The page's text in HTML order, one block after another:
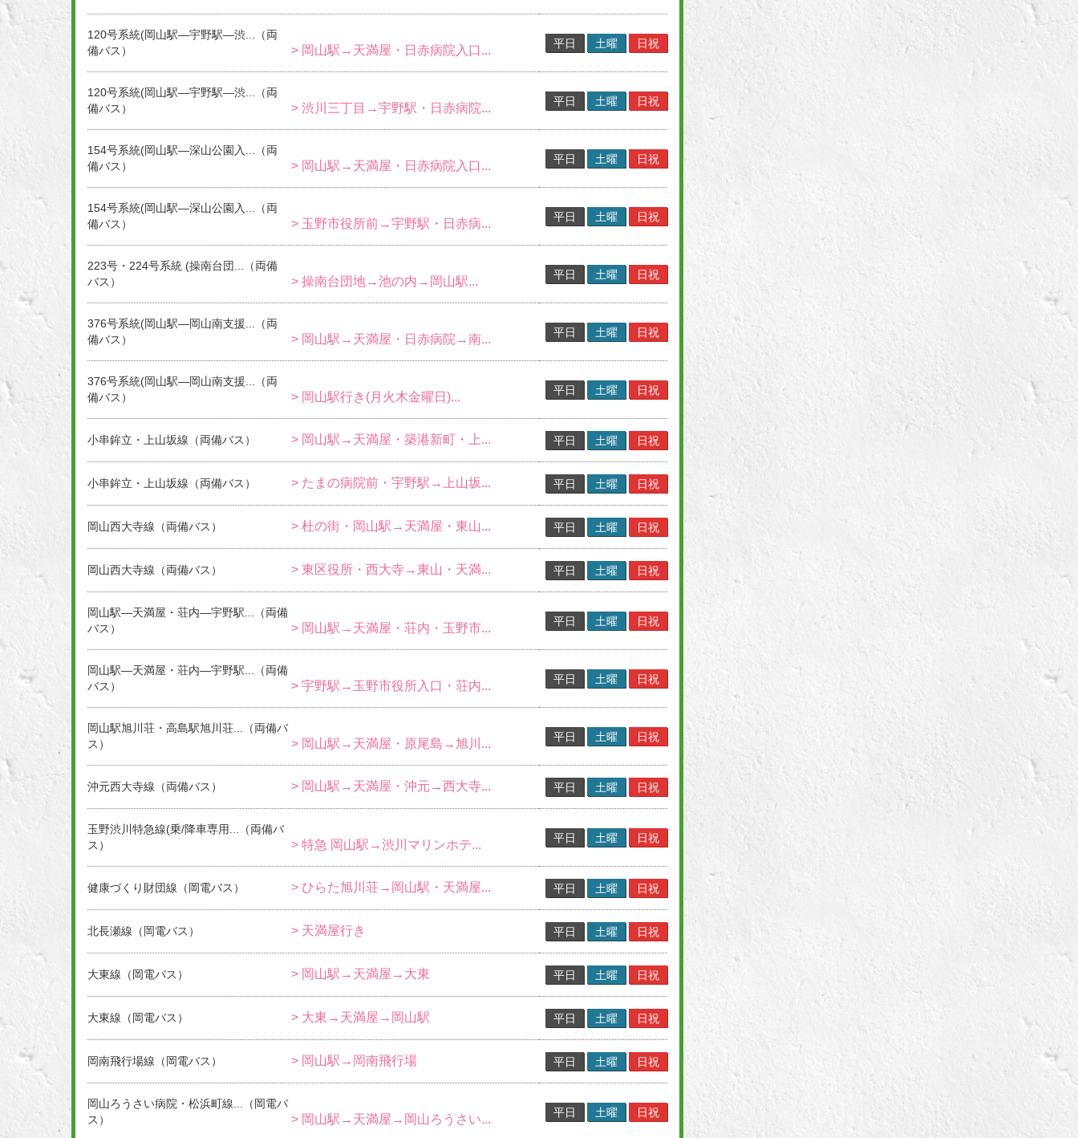
120号系統(岡山駅―宇野駅―渋...（両
備バス）
> 岡山駅→天満屋・日赤病院入口... 平日 土曜 日祝
120号系統(岡山駅―宇野駅―渋...（両
備バス）
> 渋川三丁目→宇野駅・日赤病院... 平日 土曜 日祝
154号系統(岡山駅―深山公園入...（両
備バス）
> 岡山駅→天満屋・日赤病院入口... 平日 土曜 日祝
154号系統(岡山駅―深山公園入...（両
備バス）
> 玉野市役所前→宇野駅・日赤病... 平日 土曜 日祝
223号・224号系統 (操南台団...（両備
バス）
> 操南台団地→池の内→岡山駅... 平日 土曜 日祝
376号系統(岡山駅―岡山南支援...（両
備バス）
> 岡山駅→天満屋・日赤病院→南... 平日 土曜 日祝
376号系統(岡山駅―岡山南支援...（両
備バス）
> 岡山駅行き(月火木金曜日)... 平日 土曜 日祝
小串鉾立・上山坂線（両備バス） > 岡山駅→天満屋・築港新町・上... 平日 土曜 日祝
小串鉾立・上山坂線（両備バス） > たまの病院前・宇野駅→上山坂... 平日 土曜 日祝
岡山西大寺線（両備バス） > 杜の街・岡山駅→天満屋・東山... 平日 土曜 日祝
岡山西大寺線（両備バス） > 東区役所・西大寺→東山・天満... 平日 土曜 日祝
岡山駅―天満屋・荘内―宇野駅...（両備
バス）
> 岡山駅→天満屋・荘内・玉野市... 平日 土曜 日祝
岡山駅―天満屋・荘内―宇野駅...（両備
バス）
> 宇野駅→玉野市役所入口・荘内... 平日 土曜 日祝
岡山駅旭川荘・高島駅旭川荘...（両備バ
ス）
> 岡山駅→天満屋・原尾島→旭川... 平日 土曜 日祝
沖元西大寺線（両備バス） > 岡山駅→天満屋・沖元→西大寺... 平日 土曜 日祝
玉野渋川特急線(乗/降車専用...（両備バ
ス）
> 特急 岡山駅→渋川マリンホテ... 平日 土曜 日祝
健康づくり財団線（岡電バス） > ひらた旭川荘→岡山駅・天満屋... 平日 土曜 日祝
北長瀬線（岡電バス） > 天満屋行き 平日 土曜 日祝
大東線（岡電バス） > 岡山駅→天満屋→大東 平日 土曜 日祝
大東線（岡電バス） > 大東→天満屋→岡山駅 平日 土曜 日祝
岡南飛行場線（岡電バス） > 岡山駅→岡南飛行場 平日 土曜 日祝
岡山ろうさい病院・松浜町線...（岡電バ
ス）
> 岡山駅→天満屋→岡山ろうさい... 平日 土曜 日祝